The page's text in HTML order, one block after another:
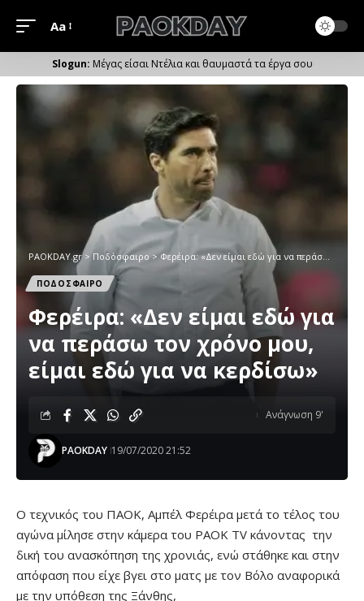
Μέγεθος
Γραμματοσειράς
Aa
Μέγας είσαι Ντέλια και θαυμαστά τα έργα σου
PAOKDAY.gr>Ποδόσφαιρο> Φερέιρα: «Δεν είμαι εδώ για να περάσω τον χρόνο μου, είμαι εδώ για να κερδίσω»
ΠΟΔΟΣΦΑΙΡΟ
Φερέιρα: «Δεν είμαι εδώ για
να περάσω τον χρόνο μου,
είμαι εδώ για να κερδίσω»
PAOKDAY 19/07/2020 21:52
Ανάγνωση 9'
O τεχνικός του ΠΑΟΚ, Αμπέλ Φερέιρα μετά το τέλος του
αγώνα μίλησε στην κάμερα του PAOK TV κάνοντας την
δική του ανασκόπηση της χρονιάς, ενώ στάθηκε και στην
απόφαση που είχε βγει στο ματς με τον Βόλο αναφορικά
με την υπόθεση της Ξάνθης,